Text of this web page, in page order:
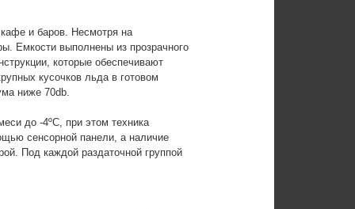
кафе и баров. Несмотря на
Емкости выполнены из прозрачного
которые обеспечивают
кусочков льда в готовом
ниже 70db.
до -4ºС, при этом техника
сенсорной панели, а наличие
Под каждой раздаточной группой